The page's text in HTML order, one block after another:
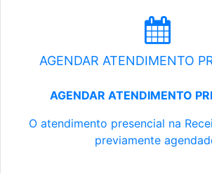
AGENDAR ATENDIMENTO
AGENDAR ATENDIMENTO
O atendimento presencial na
previamente